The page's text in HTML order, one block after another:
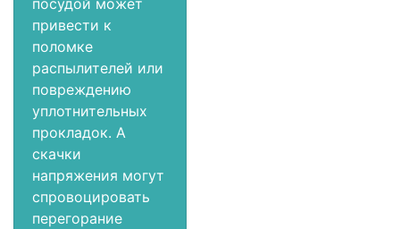
привести к
поломке
распылителей или
повреждению
уплотнительных
прокладок. А
скачки
напряжения могут
спровоцировать
перегорание